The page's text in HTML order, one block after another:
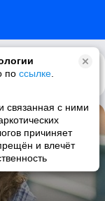
по ссылке
связанная с ними
причиняет
и влечёт
Remix)